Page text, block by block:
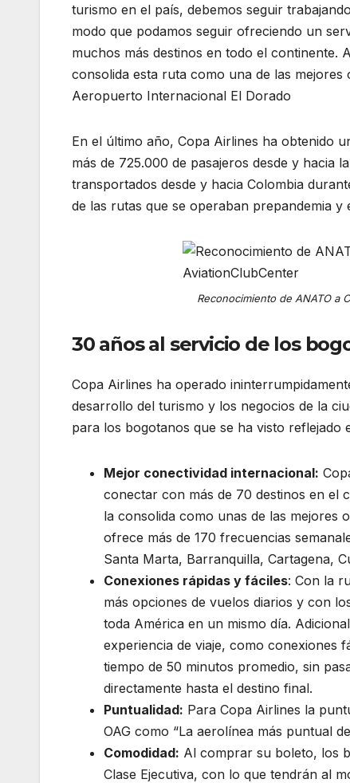
turismo en el país, debemos seguir
modo que podamos seguir ofreciendo un
muchos más destinos en todo el continente.
consolida esta ruta como una de las
Aeropuerto Internacional El Dorado
En el último año, Copa Airlines ha obtenido
más de 725.000 de pasajeros desde y hacia
transportados desde y hacia Colombia
de las rutas que se operaban prepandemia
Reconocimiento de ANATO a
30 años al servicio de los
Copa Airlines ha operado
desarrollo del turismo y los negocios de la
para los bogotanos que se ha visto reflejado
Mejor conectividad internacional:
conectar con más de 70 destinos en el
la consolida como unas de las mejores
ofrece más de 170 frecuencias
Santa Marta, Barranquilla, Cartagena,
Conexiones rápidas y fáciles: Con la
más opciones de vuelos diarios y con
toda América en un mismo día.
experiencia de viaje, como conexiones
tiempo de 50 minutos promedio, sin
directamente hasta el destino final.
Puntualidad: Para Copa Airlines la
OAG como “La aerolínea más puntual
Comodidad: Al comprar su boleto, los
Clase Ejecutiva, con lo que tendrán al